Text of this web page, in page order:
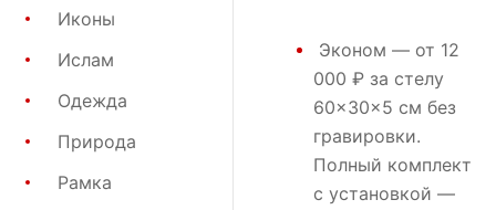
Иконы
Ислам
Одежда
Природа
Рамка
Эконом — от 12
000 ₽ за стелу
60×30×5 см без
гравировки.
Полный комплект
с установкой —